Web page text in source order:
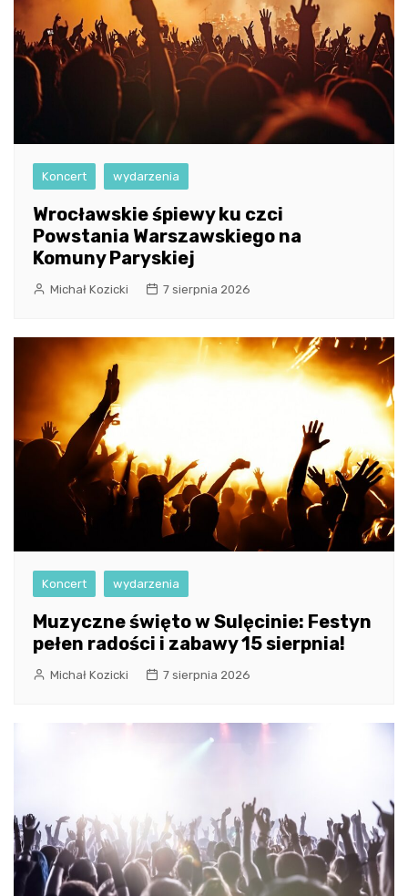
Koncert wydarzenia
Wrocławskie śpiewy ku czci
Powstania Warszawskiego na
Komuny Paryskiej
Michał Kozicki 7 sierpnia 2026
Koncert wydarzenia
Muzyczne święto w Sulęcinie: Festyn
pełen radości i zabawy 15 sierpnia!
Michał Kozicki 7 sierpnia 2026